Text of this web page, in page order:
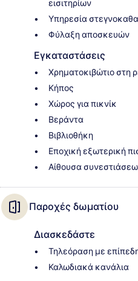
εισιτηρίων
Υπηρεσία
Φύλαξη αποσκευών
Εγκαταστάσεις
Χρηματοκιβώτιο στη
Κήπος
Χώρος για πικνίκ
Βεράντα
Βιβλιοθήκη
Εποχική εξωτερική
Αίθουσα
Παροχές δωματίου
Διασκεδάστε
Τηλεόραση με
Καλωδιακά κανάλια